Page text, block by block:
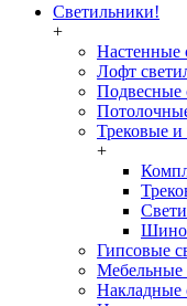
Светильники!
+
Настенные
Лофт
Подвесные
Трековые
+
Гипсовые
Мебельные
Накладные